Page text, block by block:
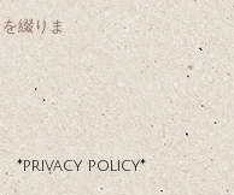
綴りま
*privacy policy*